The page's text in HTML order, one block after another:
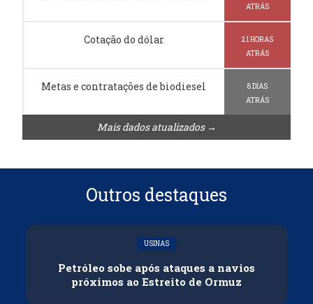
ATRÁS
Cotação do dólar
21 HORAS
ATRÁS
Metas e contratações de biodiesel
8 DIAS
ATRÁS
Mais dados atualizados →
Outros destaques
USINAS
Petróleo sobe após ataques a navios
próximos ao Estreito de Ormuz